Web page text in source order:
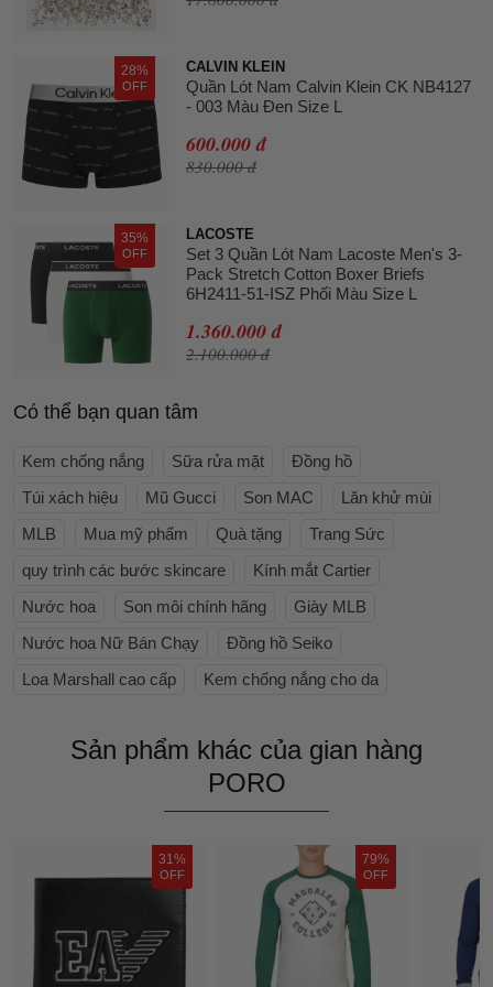
28%
OFF
CALVIN KLEIN
Quần Lót Nam Calvin Klein CK NB4127
- 003 Màu Đen Size L
600.000 đ
830.000 đ
35%
OFF
LACOSTE
Set 3 Quần Lót Nam Lacoste Men's 3-
Pack Stretch Cotton Boxer Briefs
6H2411-51-ISZ Phối Màu Size L
1.360.000 đ
2.100.000 đ
Có thể bạn quan tâm
Kem chống nắng Sữa rửa mặt
Đồng hồ
Túi xách hiệu
Mũ Gucci Son MAC
Lăn khử mùi
MLB
Mua mỹ phẩm Quà tặng
Trang Sức
quy trình các bước skincare
Kính mắt Cartier
Nước hoa
Son môi chính hãng
Giày MLB
Nước hoa Nữ Bán Chạy
Đồng hồ Seiko
Loa Marshall cao cấp
Kem chống nắng cho da
Sản phẩm khác của gian hàng
PORO
31%
OFF
79%
OFF